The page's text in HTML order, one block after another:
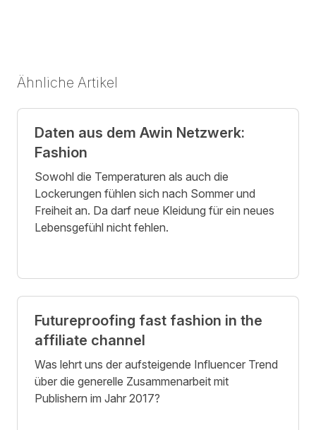
Ähnliche Artikel
Daten aus dem Awin Netzwerk:
Fashion
Sowohl die Temperaturen als auch die
Lockerungen fühlen sich nach Sommer und
Freiheit an. Da darf neue Kleidung für ein neues
Lebensgefühl nicht fehlen.
Futureproofing fast fashion in the
affiliate channel
Was lehrt uns der aufsteigende Influencer Trend
über die generelle Zusammenarbeit mit
Publishern im Jahr 2017?